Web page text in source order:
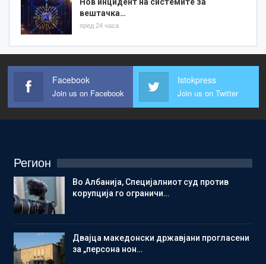
Нов инцидент на системите за
вештачка…
пред 24 часа
Facebook
Join us on Facebook
Istokpress
Join us on Twitter
Регион
Во Албанија, Специјалниот суд против
корупција го ограничи…
Двајца македонски државјани прогласени
за „персона нон…